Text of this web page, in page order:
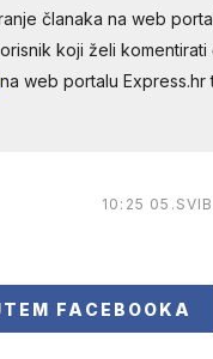
članaka na web
koji želi komentirati
na web portalu Express.hr
10:25
FACEBOOKA